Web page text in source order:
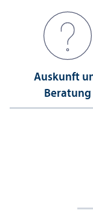
Auskunft
Beratung